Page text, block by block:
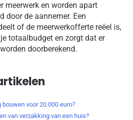
meerwerk en worden apart
door de aannemer. Een
of de meerwerkofferte reëel is,
totaalbudget en zorgt dat er
doorberekend.
voor 20.000 euro?
van verzakking van een huis?